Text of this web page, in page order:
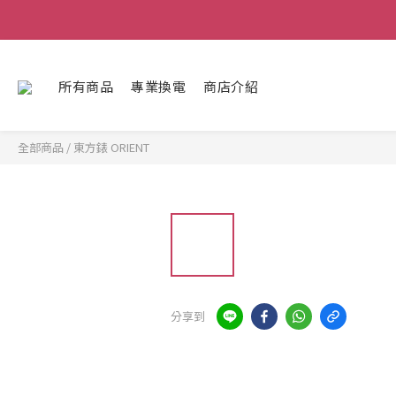
所有商品 專業換電 商店介紹
全部商品 / 東方錶 ORIENT
分享到